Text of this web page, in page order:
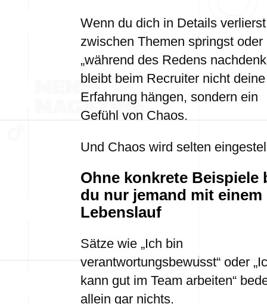
Wenn du dich in Details
zwischen Themen springst oder
„während des Redens
bleibt beim Recruiter nicht deine
Erfahrung hängen, sondern ein
Gefühl von Chaos.
Und Chaos wird selten
Ohne konkrete Beispiele
du nur jemand mit einem
Lebenslauf
Sätze wie „Ich bin
verantwortungsbewusst“ oder
kann gut im Team arbeiten“
allein gar nichts.